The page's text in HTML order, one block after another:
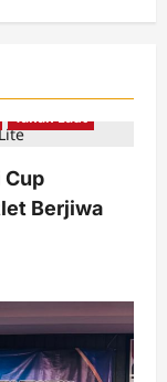
Tanah Laut
Cup
Berjiwa